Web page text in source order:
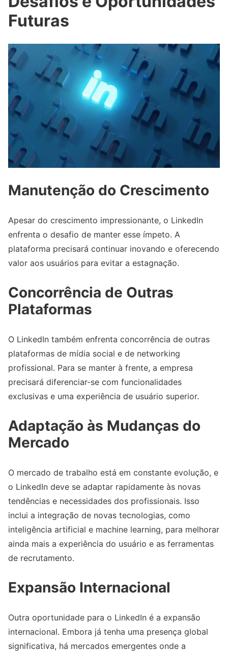
Futuras
Manutenção do Crescimento
Apesar do crescimento impressionante, o LinkedIn
enfrenta o desafio de manter esse ímpeto. A
plataforma precisará continuar inovando e oferecendo
valor aos usuários para evitar a estagnação.
Concorrência de Outras
Plataformas
O LinkedIn também enfrenta concorrência de outras
plataformas de mídia social e de networking
profissional. Para se manter à frente, a empresa
precisará diferenciar-se com funcionalidades
exclusivas e uma experiência de usuário superior.
Adaptação às Mudanças do
Mercado
O mercado de trabalho está em constante evolução, e
o LinkedIn deve se adaptar rapidamente às novas
tendências e necessidades dos profissionais. Isso
inclui a integração de novas tecnologias, como
inteligência artificial e machine learning, para melhorar
ainda mais a experiência do usuário e as ferramentas
de recrutamento.
Expansão Internacional
Outra oportunidade para o LinkedIn é a expansão
internacional. Embora já tenha uma presença global
significativa, há mercados emergentes onde a